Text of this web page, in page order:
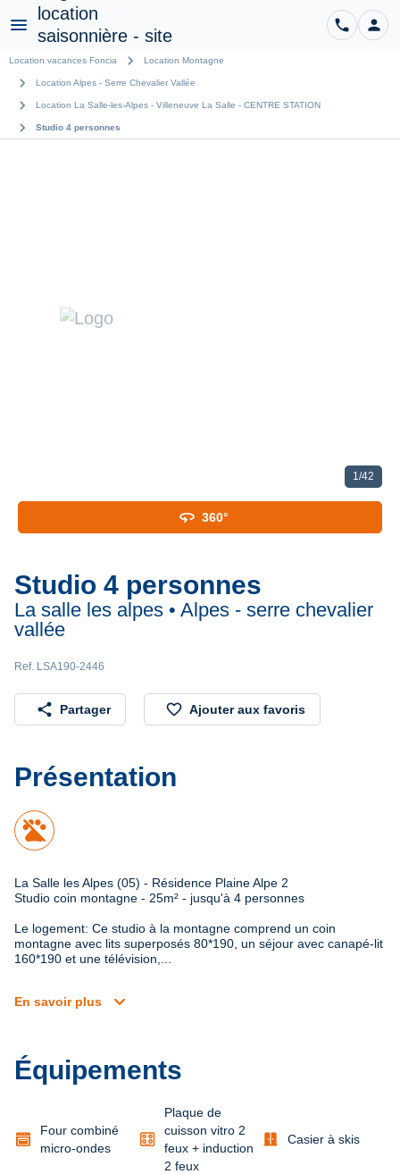
Menu phone person
Location vacances Foncia chevron_right Location Montagne
chevron_right Location Alpes - Serre Chevalier Vallée
chevron_right Location La Salle-les-Alpes - Villeneuve La Salle - CENTRE STATION
chevron_right Studio 4 personnes
1/42
360 360°
Studio 4 personnes
La salle les alpes • Alpes - serre chevalier
vallée
Ref. LSA190-2446
share Partager favorite_border Ajouter aux favoris
Présentation
La Salle les Alpes (05) - Résidence Plaine Alpe 2
Studio coin montagne - 25m² - jusqu'à 4 personnes
Le logement: Ce studio à la montagne comprend un coin
montagne avec lits superposés 80*190, un séjour avec canapé-lit
160*190 et une télévision,...
En savoir plus expand_more
Équipements
Four combiné
micro-ondes
Plaque de
cuisson vitro 2
feux + induction
2 feux
door_sliding Casier à skis